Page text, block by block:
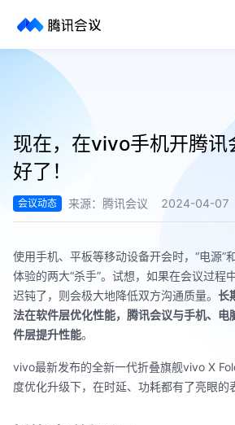
历史搜索
现在，在vivo手机开腾讯
好了！
会议动态 来源： 腾讯会议 2024-04-07
使用手机、平板等移动设备开会时，“电源”
体验的两大“杀手”。试想，如果在会议过程
迟钝了，则会极大地降低双方沟通质量。 长
法在软件层优化性能，腾讯会议与手机、电
件层提升性能。
vivo最新发布的全新一代折叠旗舰vivo X
度优化升级下，在时延、功耗都有了亮眼的